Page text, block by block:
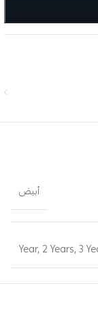
أبيض
, 2 Years, 3